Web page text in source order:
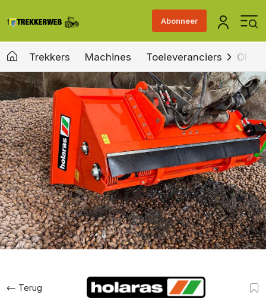
Abonneer
Trekkers Machines Toeleveranciers Old &
Terug